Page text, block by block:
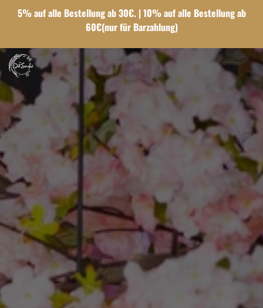
5% auf alle Bestellung ab 30€. | 10% auf alle Bestellung ab
60€(nur für Barzahlung)